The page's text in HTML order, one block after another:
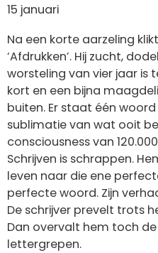
15 januari
Na een korte aarzeling
‘Afdrukken’. Hij zucht,
worsteling van vier jaar is
kort en een bijna
buiten. Er staat één
sublimatie van wat ooit
consciousness van
Schrijven is schrappen.
leven naar die ene
perfecte woord. Zijn
De schrijver prevelt trots
Dan overvalt hem toch
lettergrepen.